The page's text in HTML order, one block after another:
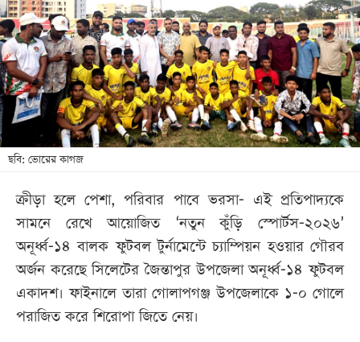
খেলা
বিনোদন
লাইফ
স্টাইল
শিক্ষা
তথ্যপ্রযুক্তি
বিভাগ
ছবি
ভিডিও
ছবি: ভোরের কাগজ
ক্রীড়া হলে পেশা, পরিবার পাবে ভরসা- এই প্রতিপাদ্যকে
সামনে রেখে আয়োজিত ‘নতুন কুঁড়ি স্পোর্টস-২০২৬’
অনূর্ধ্ব-১৪ বালক ফুটবল টুর্নামেন্টে চ্যাম্পিয়ন হওয়ার গৌরব
অর্জন করেছে সিলেটের জৈন্তাপুর উপজেলা অনূর্ধ্ব-১৪ ফুটবল
একাদশ। ফাইনালে তারা গোলাপগঞ্জ উপজেলাকে ১-০ গোলে
পরাজিত করে শিরোপা জিতে নেয়।